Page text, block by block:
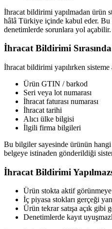
İhracat bildirimi yapılmadan ürün
hâlâ Türkiye içinde kabul eder. Bu
denetimlerde sorunlara yol açabilir.
İhracat Bildirimi
İhracat bildirimi yapılırken
Ürün GTIN / barkod
Seri veya lot numarası
İhracat faturası numarası
İhracat tarihi
Alıcı ülke bilgisi
İlgili firma bilgileri
Bu bilgiler sayesinde ürünün
belgeye istinaden gönderildiği
İhracat Bildirimi
Ürün stokta aktif
İç piyasa stokları gerçeği
Ürün tekrar satışa açık gibi
Denetimlerde kayıt